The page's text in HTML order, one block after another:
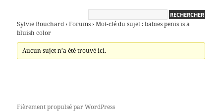
Sylvie Bouchard › Forums › Mot-clé du sujet : babies penis is a
bluish color
Aucun sujet n’a été trouvé ici.
Fièrement propulsé par WordPress